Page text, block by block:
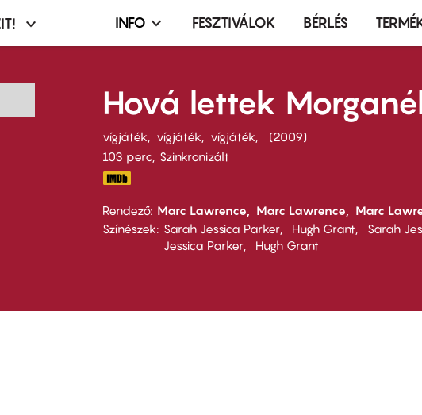
Infó,
terembérlés
menü
INFO FESZTIVÁLOK BÉRLÉS
Hová lettek
vígjáték vígjáték vígjáték
2009
103 perc,
Szinkronizált
Rendező Marc Lawrence Marc Lawrence
Marc
Színészek
Sarah Jessica Parker Hugh Grant Sarah
Jessica Parker
Hugh Grant